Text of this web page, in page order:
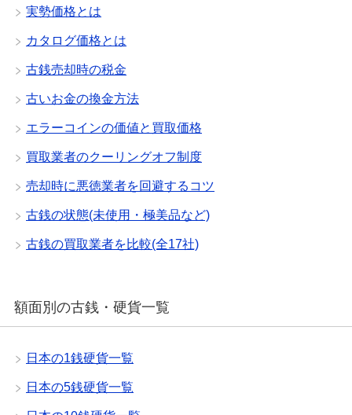
実勢価格とは
カタログ価格とは
古銭売却時の税金
古いお金の換金方法
エラーコインの価値と買取価格
買取業者のクーリングオフ制度
売却時に悪徳業者を回避するコツ
古銭の状態(未使用・極美品など)
古銭の買取業者を比較(全17社)
額面別の古銭・硬貨一覧
日本の1銭硬貨一覧
日本の5銭硬貨一覧